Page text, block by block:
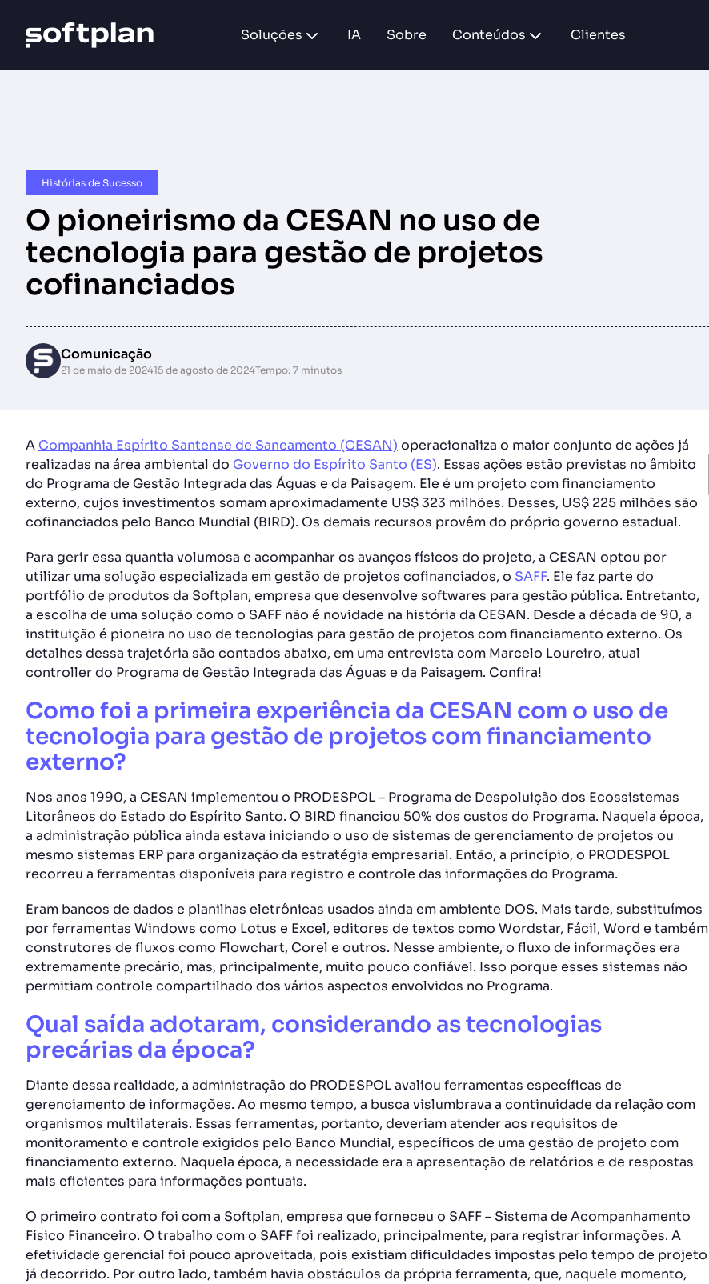
Soluções IA Sobre Conteúdos Clientes
Histórias de Sucesso
O pioneirismo da CESAN no uso de
tecnologia para gestão de projetos
cofinanciados
Comunicação
21 de maio de 202415 de agosto de 2024Tempo: 7 minutos
A Companhia Espírito Santense de Saneamento (CESAN) operacionaliza o maior conjunto de ações já
realizadas na área ambiental do Governo do Espírito Santo (ES). Essas ações estão previstas no âmbito
do Programa de Gestão Integrada das Águas e da Paisagem. Ele é um projeto com financiamento
externo, cujos investimentos somam aproximadamente US$ 323 milhões. Desses, US$ 225 milhões são
cofinanciados pelo Banco Mundial (BIRD). Os demais recursos provêm do próprio governo estadual.
Para gerir essa quantia volumosa e acompanhar os avanços físicos do projeto, a CESAN optou por
utilizar uma solução especializada em gestão de projetos cofinanciados, o SAFF. Ele faz parte do
portfólio de produtos da Softplan, empresa que desenvolve softwares para gestão pública. Entretanto,
a escolha de uma solução como o SAFF não é novidade na história da CESAN. Desde a década de 90, a
instituição é pioneira no uso de tecnologias para gestão de projetos com financiamento externo. Os
detalhes dessa trajetória são contados abaixo, em uma entrevista com Marcelo Loureiro, atual
controller do Programa de Gestão Integrada das Águas e da Paisagem. Confira!
Como foi a primeira experiência da CESAN com o uso de
tecnologia para gestão de projetos com financiamento
externo?
Nos anos 1990, a CESAN implementou o PRODESPOL – Programa de Despoluição dos Ecossistemas
Litorâneos do Estado do Espírito Santo. O BIRD financiou 50% dos custos do Programa. Naquela época,
a administração pública ainda estava iniciando o uso de sistemas de gerenciamento de projetos ou
mesmo sistemas ERP para organização da estratégia empresarial. Então, a princípio, o PRODESPOL
recorreu a ferramentas disponíveis para registro e controle das informações do Programa.
Eram bancos de dados e planilhas eletrônicas usados ainda em ambiente DOS. Mais tarde, substituímos
por ferramentas Windows como Lotus e Excel, editores de textos como Wordstar, Fácil, Word e também
construtores de fluxos como Flowchart, Corel e outros. Nesse ambiente, o fluxo de informações era
extremamente precário, mas, principalmente, muito pouco confiável. Isso porque esses sistemas não
permitiam controle compartilhado dos vários aspectos envolvidos no Programa.
Qual saída adotaram, considerando as tecnologias
precárias da época?
Diante dessa realidade, a administração do PRODESPOL avaliou ferramentas específicas de
gerenciamento de informações. Ao mesmo tempo, a busca vislumbrava a continuidade da relação com
organismos multilaterais. Essas ferramentas, portanto, deveriam atender aos requisitos de
monitoramento e controle exigidos pelo Banco Mundial, específicos de uma gestão de projeto com
financiamento externo. Naquela época, a necessidade era a apresentação de relatórios e de respostas
mais eficientes para informações pontuais.
O primeiro contrato foi com a Softplan, empresa que forneceu o SAFF – Sistema de Acompanhamento
Físico Financeiro. O trabalho com o SAFF foi realizado, principalmente, para registrar informações. A
efetividade gerencial foi pouco aproveitada, pois existiam dificuldades impostas pelo tempo de projeto
já decorrido. Por outro lado, também havia obstáculos da própria ferramenta, que, naquele momento,